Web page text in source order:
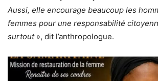
Aussi, elle encourage beaucoup les
femmes pour une responsabilité
surtout», dit l’anthropologue.